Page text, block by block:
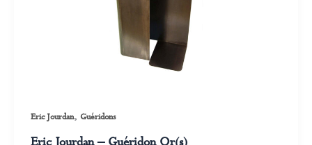
Eric Jourdan, Guéridons